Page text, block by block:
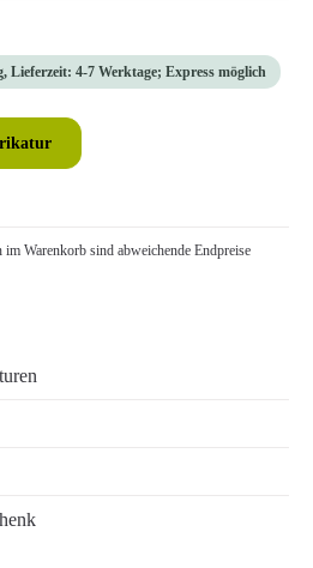
Lieferzeit: 4-7 Werktage; Express möglich
Warenkorb sind abweichende Endpreise